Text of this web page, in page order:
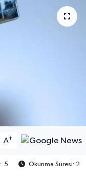
A+
5
Okunma Süresi: 2